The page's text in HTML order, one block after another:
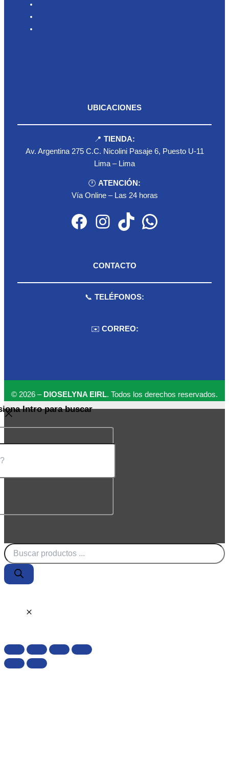
UBICACIONES
📍 TIENDA:
Av. Argentina 275 C.C. Nicolini Pasaje 6, Puesto U-11
Lima – Lima
🕐 ATENCIÓN:
Vía Online – Las 24 horas
Facebook Instagram TikTok WhatsApp
CONTACTO
📞 TELÉFONOS:
✉️ CORREO:
© 2026 – DIOSELYNA EIRL. Todos los derechos reservados.
Intro para buscar
Búsqueda
de
productos